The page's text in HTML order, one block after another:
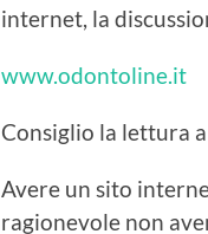
internet, la
www.odontoline.it
Consiglio la lettura
Avere un sito
ragionevole non